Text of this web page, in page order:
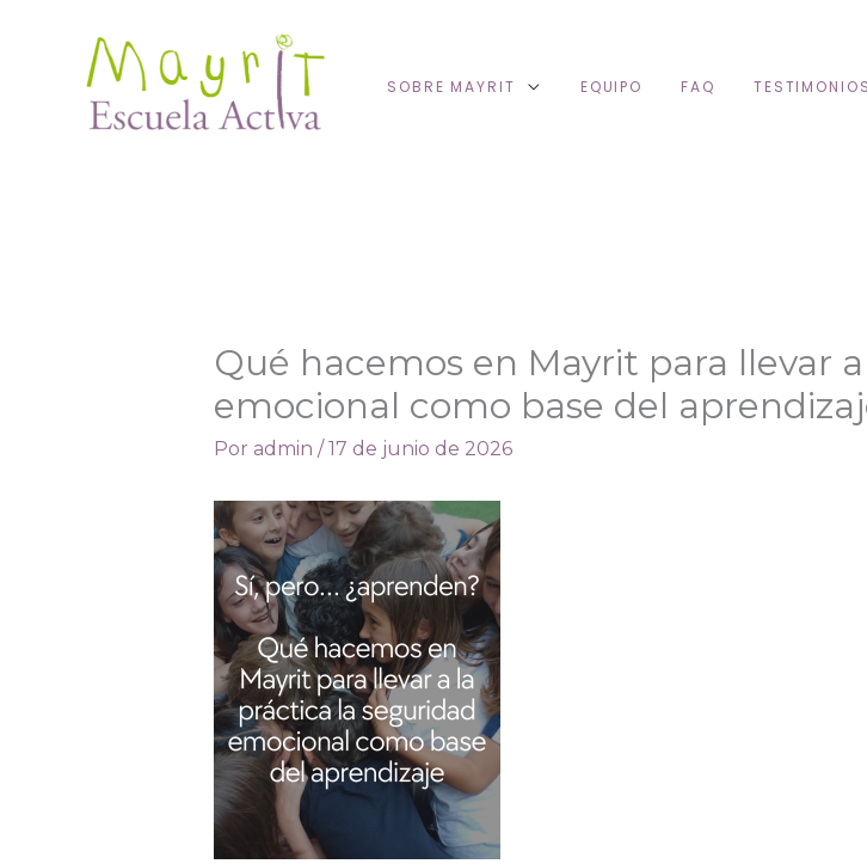
contenido
SOBRE MAYRIT EQUIPO FAQ TESTIMONIOS
Qué hacemos en Mayrit para llevar
emocional como base del
Por admin /17 de junio de 2026